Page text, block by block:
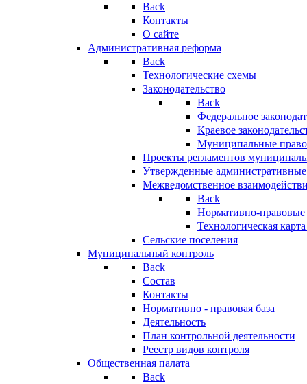
Back
Контакты
О сайте
Административная реформа
Back
Технологические схемы
Законодательство
Back
Федеральное
Краевое
Муниципальные
Проекты регламентов
Утвержденные
Межведомственное
Back
Нормативно-правовые
Технологическая
Сельские поселения
Муниципальный контроль
Back
Состав
Контакты
Нормативно - правовая база
Деятельность
План контрольной деятельности
Реестр видов контроля
Общественная палата
Back